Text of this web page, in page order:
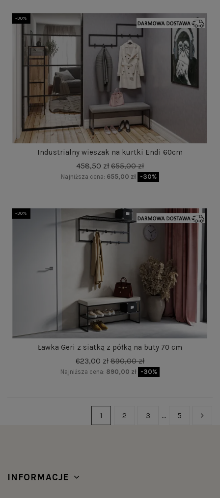
-30%
Industrialny wieszak na kurtki Endi 60cm
458,50 zł 655,00 zł
Najniższa cena: 655,00 zł -30%
-30%
Ławka Geri z siatką z półką na buty 70 cm
623,00 zł 890,00 zł
Najniższa cena: 890,00 zł -30%
1 2 3 … 5
INFORMACJE